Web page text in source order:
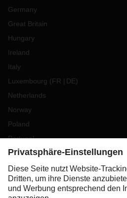
Germany
Great Britain
Hungary
Ireland
Italy
Luxembourg (FR DE)
Netherlands
Norway
Poland
Portugal
Romania
Slovakia
Spain
Sweden